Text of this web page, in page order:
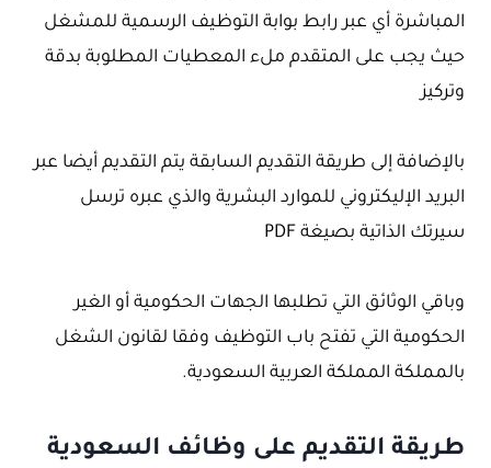
المباشرة أي عبر رابط بوابة التوظيف الرسمية للمشغل
حيث يجب على المتقدم ملء المعطيات المطلوبة بدقة
وتركيز
بالإضافة إلى طريقة التقديم السابقة يتم التقديم أيضا عبر
البريد الإليكتروني للموارد البشرية والذي عبره ترسل
سيرتك الذاتية بصيغة PDF
وباقي الوثائق التي تطلبها الجهات الحكومية أو الغير
الحكومية التي تفتح باب التوظيف وفقا لقانون الشغل
بالمملكة المملكة العربية السعودية.
طريقة التقديم على وظائف السعودية